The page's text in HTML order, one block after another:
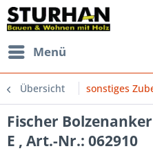
Menü
Übersicht sonstiges
Fischer
E , Art.-Nr.: 062910